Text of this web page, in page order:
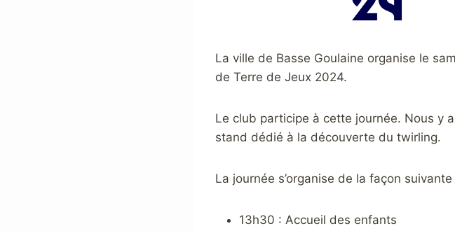
La ville de Basse Goulaine organise le
de Terre de Jeux 2024.
Le club participe à cette journée. Nous y
stand dédié à la découverte du twirling.
La journée s’organise de la façon suivante
13h30 : Accueil des enfants